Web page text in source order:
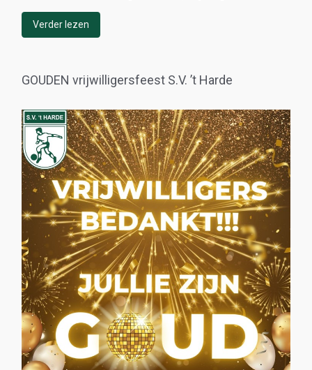
Verder lezen
GOUDEN vrijwilligersfeest S.V. ’t Harde